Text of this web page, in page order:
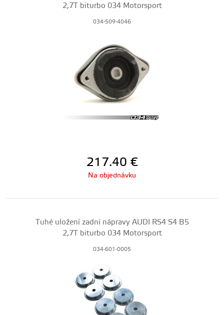
2,7T biturbo 034 Motorsport
034-509-4046
217.40 €
Na objednávku
Tuhé uložení zadní nápravy AUDI RS4 S4 B5
2,7T biturbo 034 Motorsport
034-601-0005